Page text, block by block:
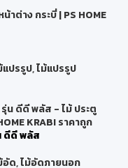
แปรรูป,ไม้แปรรูป
ดีดี พลัส
อัด,ไม้อัดภายนอก